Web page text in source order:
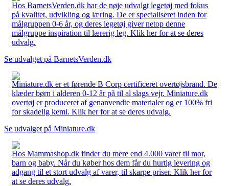
Hos BarnetsVerden.dk har de nøje udvalgt legetøj med fokus
på kvalitet, udvikling og læring. De er specialiseret inden for
målgruppen 0-6 år, og deres legetøj giver netop denne
målgruppe inspiration til lærerig leg. Klik her for at se deres
udvalg.
Se udvalget på BarnetsVerden.dk
Miniature.dk er et førende B Corp certificeret overtøjsbrand. De
klæder børn i alderen 0-12 år på til al slags vejr. Miniature.dk
overtøj er produceret af genanvendte materialer og er 100% fri
for skadelig kemi. Klik her for at se deres udvalg.
Se udvalget på Miniature.dk
Hos Mammashop.dk finder du mere end 4.000 varer til mor,
barn og baby. Når du køber hos dem får du hurtig levering og
adgang til et stort udvalg af varer, til skarpe priser. Klik her for
at se deres udvalg.